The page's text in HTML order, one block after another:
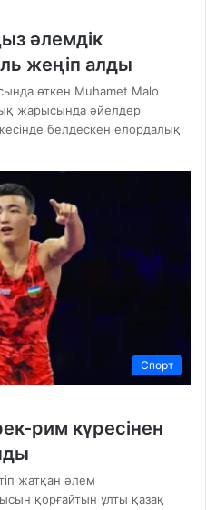
әлемдік
жеңіп алды
өткен Muhamet Malo
жарысында әйелдер
белдескен елордалық
Спорт
рим күресінен
жатқан әлем
қорғайтын ұлты қазақ